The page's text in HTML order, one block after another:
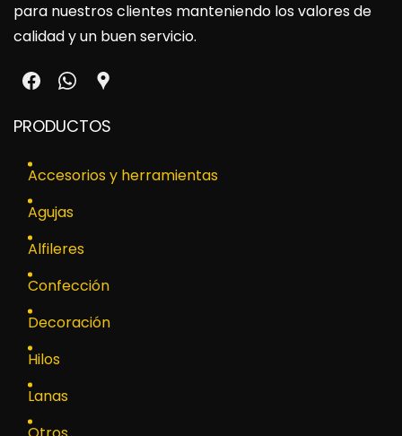
para nuestros clientes manteniendo los valores de
calidad y un buen servicio.
PRODUCTOS
Accesorios y herramientas
Agujas
Alfileres
Confección
Decoración
Hilos
Lanas